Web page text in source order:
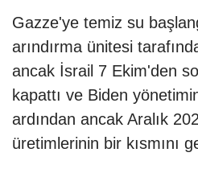
Gazze'ye temiz su
arındırma ünitesi
ancak İsrail 7 Ekim'den
kapattı ve Biden
ardından ancak Aralık
üretimlerinin bir kısmını